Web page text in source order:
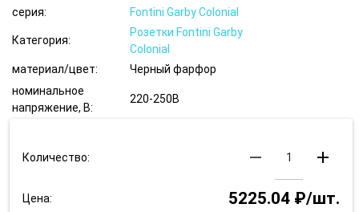
серия:
Fontini Garby Colonial
Категория:
Розетки Fontini Garby
Colonial
материал/цвет:
Черный фарфор
номинальное
напряжение, В:
220-250В
Количество: remove add
Цена:
5225.04 ₽/шт.